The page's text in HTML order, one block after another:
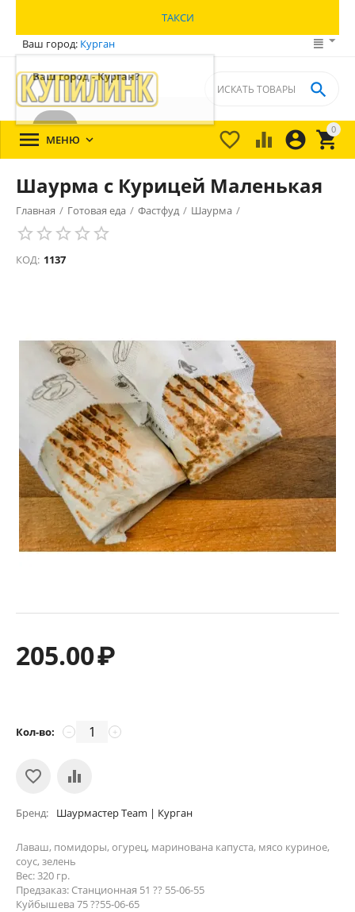
ТАКСИ
Ваш город: Курган
Ваш город - Курган?
ДА
ВЫБЕРИТЕ ДРУГОЙ
0


 

 МЕНЮ 
Шаурма с Курицей Маленькая
Главная / Готовая еда / Фастфуд / Шаурма /
КОД: 1137
205.00₽
Кол-во: +
−
Бренд Шаурмастер Team | Курган
Лаваш, помидоры, огурец, маринована капуста, мясо куриное,
соус, зелень
Вес: 320 гр.
Предзаказ: Станционная 51 ?? 55-06-55
Куйбышева 75 ??55-06-65